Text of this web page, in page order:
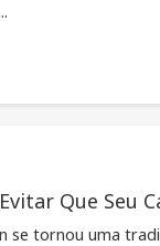
Que Seu
se tornou uma